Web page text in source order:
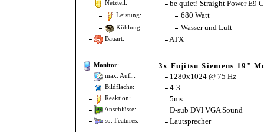
Netzteil: be quiet! Straight Power E9
Leistung: 680 Watt
Kühlung: Wasser und Luft
Bauart: ATX
Monitor: 3x Fujitsu Siemens 19"
max. Aufl.: 1280x1024 @ 75 Hz
Bildfläche: 4:3
Reaktion: 5ms
Anschlüsse: D-sub DVI VGA Sound
so. Features: Lautsprecher